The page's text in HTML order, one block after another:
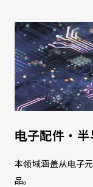
电子配件・
本领域涵盖从电子
品。